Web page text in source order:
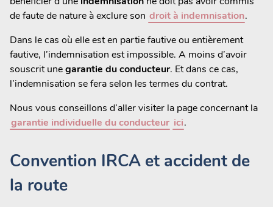
de faute de nature à exclure son droit à indemnisation.
Dans le cas où elle est en partie fautive ou entièrement
fautive, l’indemnisation est impossible. A moins d’avoir
souscrit unegarantie du conducteur. Et dans ce cas,
l’indemnisation se fera selon les termes du contrat.
Nous vous conseillons d’aller visiter la page concernant la
garantie individuelle du conducteur ici.
Convention IRCA et accident de
la route